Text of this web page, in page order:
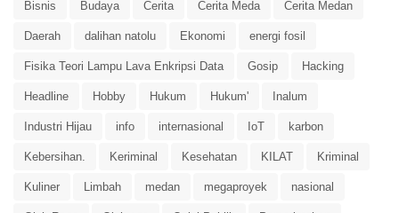
Bisnis Budaya Cerita Cerita Meda Cerita Medan
Daerah dalihan natolu Ekonomi energi fosil
Fisika Teori Lampu Lava Enkripsi Data Gosip Hacking
Headline Hobby Hukum Hukum' Inalum
Industri Hijau info internasional IoT karbon
Kebersihan. Keriminal Kesehatan KILAT Kriminal
Kuliner Limbah medan megaproyek nasional